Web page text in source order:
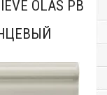
OLAS PB